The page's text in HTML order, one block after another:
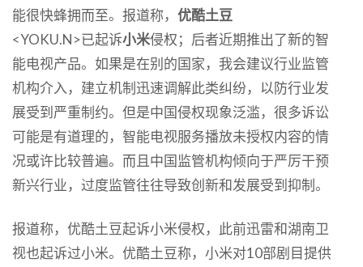
能很快蜂拥而至。报道称， 优酷土豆
<YOKU.N>已起诉小米侵权；后者近期推出了新的智
能电视产品。如果是在别的国家，我会建议行业监管
机构介入，建立机制迅速调解此类纠纷，以防行业发
展受到严重制约。但是中国侵权现象泛滥，很多诉讼
可能是有道理的，智能电视服务播放未授权内容的情
况或许比较普遍。而且中国监管机构倾向于严厉干预
新兴行业，过度监管往往导致创新和发展受到抑制。
报道称，优酷土豆起诉小米侵权，此前迅雷和湖南卫
视也起诉过小米。优酷土豆称，小米对10部剧目提供